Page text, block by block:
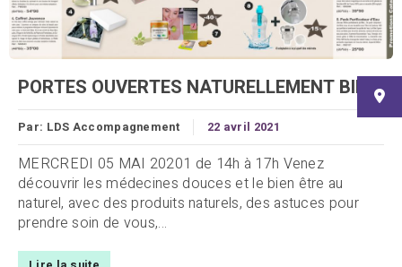
PORTES OUVERTES NATURELLEMENT BIEN
Par: LDS Accompagnement 22 avril 2021
MERCREDI 05 MAI 20201 de 14h à 17h Venez
découvrir les médecines douces et le bien être au
naturel, avec des produits naturels, des astuces pour
prendre soin de vous,...